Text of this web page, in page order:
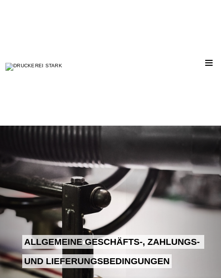
ALLGEMEINE GESCHÄFTS-, ZAHLUNGS-
UND LIEFERUNGSBEDINGUNGEN